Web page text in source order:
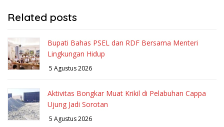
Related posts
Bupati Bahas PSEL dan RDF Bersama Menteri
Lingkungan Hidup
5 Agustus 2026
Aktivitas Bongkar Muat Krikil di Pelabuhan Cappa
Ujung Jadi Sorotan
5 Agustus 2026